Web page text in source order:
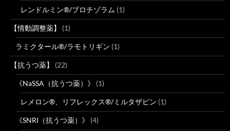
レンドルミン®/ブロチゾラム (1)
【情動調整薬】 (1)
ラミクタール®/ラモトリギン (1)
【抗うつ薬】 (22)
《NaSSA（抗うつ薬）》 (1)
レメロン®、リフレックス®/ミルタザピン (1)
《SNRI（抗うつ薬）》 (4)